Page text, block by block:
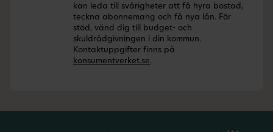
kan leda till svårigheter att få hyra bostad,
teckna abonnemang och få nya lån. För
stöd, vänd dig till budget- och
skuldrådgivningen i din kommun.
Kontaktuppgifter finns på
konsumentverket.se.